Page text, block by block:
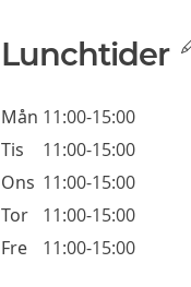
Lunchtider
Mån 11:00-15:00
Tis
11:00-15:00
Ons 11:00-15:00
Tor
11:00-15:00
Fre
11:00-15:00